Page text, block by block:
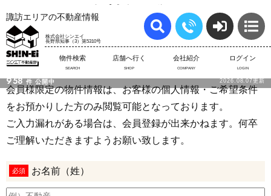
諏訪エリアの不動産情報
株式会社シンエイ
長野県知事（3）第5310号
物件検索
SEARCH
店舗へ行く
SHOP
会社紹介
COMPANY
ログイン
LOGIN
958 件 公開中 2026.08.07更新
MEMBER's
無料会員登録
基本情報の入力
会員様限定の物件情報は、お客様の個人情報・ご希望条件
をお預かりした方のみ閲覧可能となっております。
ご入力漏れがある場合は、会員登録が出来かねます。何卒
ご理解いただきますようお願い致します。
必須 お名前（姓）